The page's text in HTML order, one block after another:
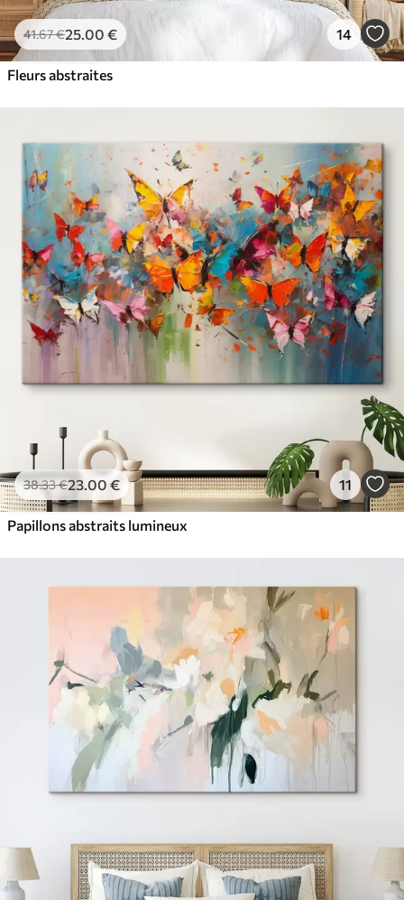
41.67€25.00 € 14
Fleurs abstraites
38.33€23.00 € 11
Papillons abstraits lumineux